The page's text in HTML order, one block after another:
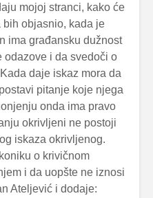
mojoj stranci, kako će
objasnio, kada je
ima građansku dužnost
odazove i da svedoči o
daje iskaz mora da
pitanje koje njega
onda ima pravo
okrivljeni ne postoji
iskaza okrivljenog.
o krivičnom
i da uopšte ne iznosi
Ateljević i dodaje: